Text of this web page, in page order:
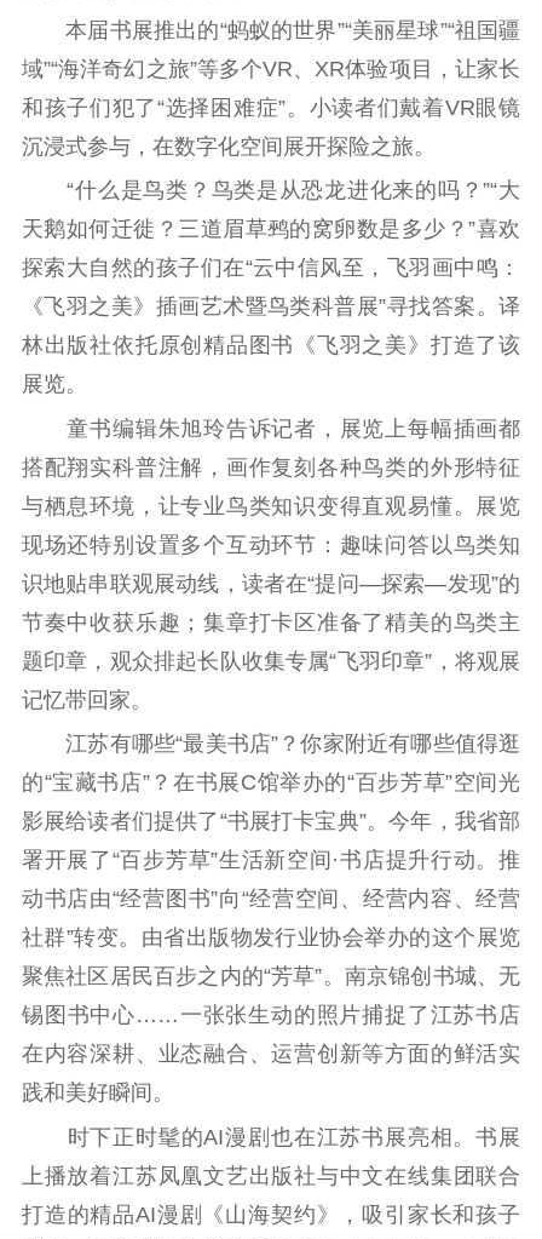
新闻出版
精品出版 全民阅读
出版监管
扫黄打非
电影创作 电影市场
机关党建
党建要闻 学习在线
紫金人才 职称评审
数据资源
公共服务
新时代公民素养
提升资源库
新闻出版
政务服务
作品著作权
登记服务
科研创新
服务管理平台
智库服务
文艺创作
文化产业
统计分析
数字出版
审读服务
新闻发布工作备
案管理系统
电影
服务
理论宣讲
共建共享平台
政工继续教育学
习平台
责任编辑注册
业务申报系统
本届书展推出的“蚂蚁的世界”“美丽星球”“祖国疆
域”“海洋奇幻之旅”等多个VR、XR体验项目，让家长
和孩子们犯了“选择困难症”。小读者们戴着VR眼镜
沉浸式参与，在数字化空间展开探险之旅。
“什么是鸟类？鸟类是从恐龙进化来的吗？”“大
天鹅如何迁徙？三道眉草鹀的窝卵数是多少？”喜欢
探索大自然的孩子们在“云中信风至，飞羽画中鸣：
《飞羽之美》插画艺术暨鸟类科普展”寻找答案。译
林出版社依托原创精品图书《飞羽之美》打造了该
展览。
童书编辑朱旭玲告诉记者，展览上每幅插画都
搭配翔实科普注解，画作复刻各种鸟类的外形特征
与栖息环境，让专业鸟类知识变得直观易懂。展览
现场还特别设置多个互动环节：趣味问答以鸟类知
识地贴串联观展动线，读者在“提问—探索—发现”的
节奏中收获乐趣；集章打卡区准备了精美的鸟类主
题印章，观众排起长队收集专属“飞羽印章”，将观展
记忆带回家。
江苏有哪些“最美书店”？你家附近有哪些值得逛
的“宝藏书店”？在书展C馆举办的“百步芳草”空间光
影展给读者们提供了“书展打卡宝典”。今年，我省部
署开展了“百步芳草”生活新空间·书店提升行动。推
动书店由“经营图书”向“经营空间、经营内容、经营
社群”转变。由省出版物发行业协会举办的这个展览
聚焦社区居民百步之内的“芳草”。南京锦创书城、无
锡图书中心……一张张生动的照片捕捉了江苏书店
在内容深耕、业态融合、运营创新等方面的鲜活实
践和美好瞬间。
时下正时髦的AI漫剧也在江苏书展亮相。书展
上播放着江苏凤凰文艺出版社与中文在线集团联合
打造的精品AI漫剧《山海契约》，吸引家长和孩子